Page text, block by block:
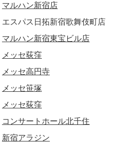
マルハン新宿店
エスパス日拓新宿歌舞伎町店
マルハン新宿東宝ビル店
メッセ荻窪
メッセ高円寺
メッセ笹塚
メッセ荻窪
コンサートホール北千住
新宿アラジン